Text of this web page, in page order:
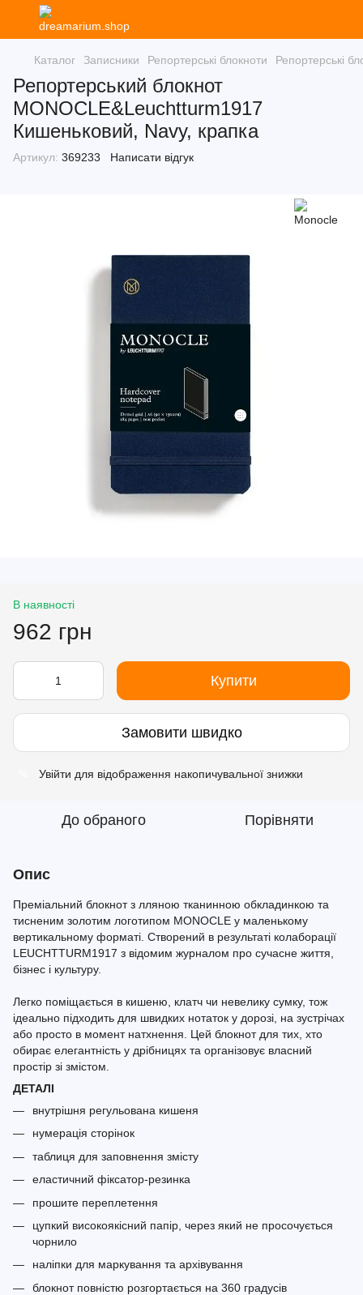
Каталог Записники Репортерські блокноти Репортерські
Репортерський блокнот
MONOCLE&Leuchtturm1917
Кишеньковий, Navy, крапка
Артикул: 369233 Написати відгук
В наявності
962 грн
Купити
Замовити швидко
Увійти для відображення накопичувальної знижки
До обраного Порівняти
Опис
Преміальний блокнот з лляною тканинною обкладинкою та
тисненим золотим логотипом MONOCLE у маленькому
вертикальному форматі. Створений в результаті колаборації
LEUCHTTURM1917 з відомим журналом про сучасне життя,
бізнес і культуру.
Легко поміщається в кишеню, клатч чи невелику сумку, тож
ідеально підходить для швидких нотаток у дорозі, на зустрічах
або просто в момент натхнення. Цей блокнот для тих, хто
обирає елегантність у дрібницях та організовує власний
простір зі змістом.
ДЕТАЛІ
внутрішня регульована кишеня
нумерація сторінок
таблиця для заповнення змісту
еластичний фіксатор-резинка
прошите переплетення
цупкий високоякісний папір, через який не просочується
чорнило
наліпки для маркування та архівування
блокнот повністю розгортається на 360 градусів